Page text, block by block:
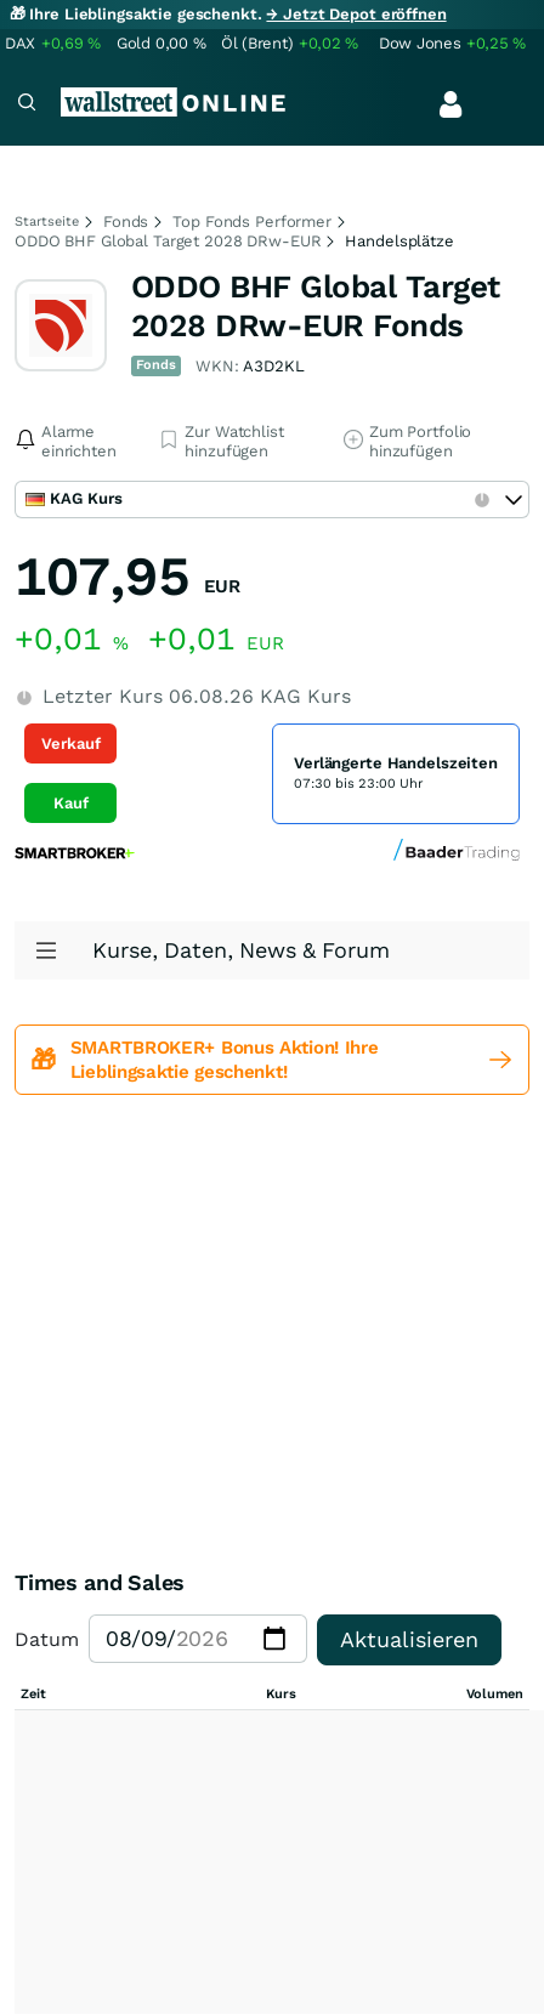
🎁 Ihre Lieblingsaktie geschenkt.→ Jetzt Depot eröffnen
DAX +0,69% Gold 0,00 % Öl (Brent) +0,02% Dow Jones +0,25%
Startseite Fonds
Top Fonds Performer
ODDO BHF Global Target 2028 DRw-EUR
Handelsplätze
ODDO BHF Global Target
2028 DRw-EUR Fonds
Fonds WKN:A3D2KL
Alarme
einrichten
Zur Watchlist
hinzufügen
Zum Portfolio
hinzufügen
KAG Kurs
107,95 EUR
+0,01 % +0,01 EUR
Letzter Kurs 06.08.26 KAG Kurs
Verkauf
Kauf
Verlängerte Handelszeiten
07:30 bis 23:00 Uhr
Kurse, Daten, News & Forum
🎁
SMARTBROKER+ Bonus Aktion! Ihre
Lieblingsaktie geschenkt!
Times and Sales
Datum Aktualisieren
Zeit Kurs Volumen